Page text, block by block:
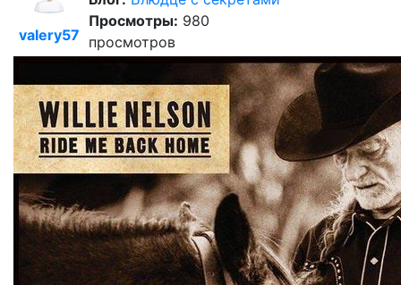
valery57
Просмотры: 980
просмотров